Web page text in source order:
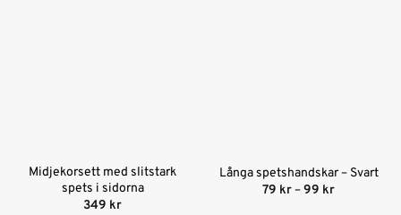
Midjekorsett med slitstark
spets i sidorna
349 kr
Långa spetshandskar – Svart
79 kr–99 kr